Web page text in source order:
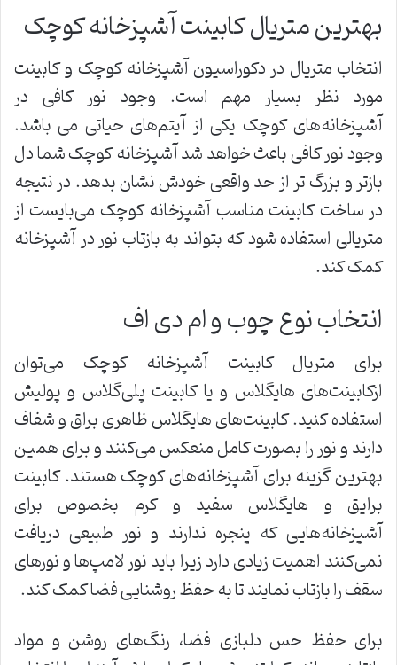
بهترین متریال کابینت آشپزخانه کوچک
انتخاب متریال در دکوراسیون آشپزخانه کوچک و کابینت
مورد نظر بسیار مهم است. وجود نور کافی در
آشپزخانه‌های کوچک یکی از آیتم‌های حیاتی می باشد.
وجود نور کافی باعث خواهد شد آشپزخانه کوچک شما دل
بازتر و بزرگ تر از حد واقعی خودش نشان بدهد. در نتیجه
در ساخت کابینت مناسب آشپزخانه کوچک می‌بایست از
متریالی استفاده شود که بتواند به بازتاب نور در آشپزخانه
کمک کند.
انتخاب نوع چوب و ام ‌دی اف
برای متریال کابینت آشپزخانه کوچک می‌توان
ازکابینت‌های هایگلاس و یا کابینت پلی‌گلاس و پولیش
استفاده کنید. کابینت‌های هایگلاس ظاهری براق و شفاف
دارند و نور را بصورت کامل منعکس می‌کنند و برای همین
بهترین گزینه برای آشپزخانه‌های کوچک هستند. کابینت‌
برایق و هایگلاس سفید و کرم بخصوص برای
آشپزخانه‌هایی که پنجره ندارند و نور طبیعی دریافت
نمی‌کنند اهمیت زیادی دارد زیرا باید نور لامپ‌ها و نورهای
سقف را بازتاب نمایند تا به حفظ روشنایی فضا کمک کند.
برای حفظ حس دلبازی فضا، رنگ‌های روشن و مواد